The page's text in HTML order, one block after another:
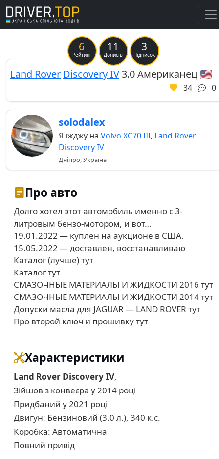
6
Рейтинг
11
Дописів
3
Підписок
Previous
Land Rover Discovery IV 3.0 Американец 🇺🇸
34 0
solodalex
Я їжджу на Volvo XC70 III, Land Rover
Discovery IV
Дніпро, Україна
Про авто
Долго хотел этот автомобиль именно с 3-
литровым бензо-мотором, и вот…
19.01.2022 — куплен на аукционе в США.
15.05.2022 — доставлен, восстанавливаю
Каталог (лучше) тут
Каталог тут
СМАЗОЧНЫЕ МАТЕРИАЛЫ И ЖИДКОСТИ 2016 тут
СМАЗОЧНЫЕ МАТЕРИАЛЫ И ЖИДКОСТИ 2014 тут
Допуски масла для JAGUAR — LAND ROVER тут
Про второй ключ и прошивку тут
Характеристики
Land Rover Discovery IV,
Зійшов з конвеєра у 2014 році
Придбаний у 2021 році
Двигун: Бензиновий (3.0 л.), 340 к.с.
Коробка: Автоматична
Повний привід